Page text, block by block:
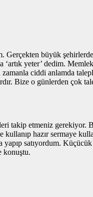
Gerçekten büyük
‘artık yeter’ dedim.
ciddi anlamda
Bize o günlerden çok
takip etmeniz gerekiyor.
hazır sermaye
yapıp satıyordum.
konuştu.